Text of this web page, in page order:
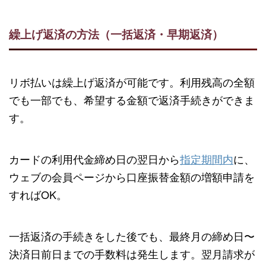
繰上げ返済の方法（一括返済・早期返済）
リボ払いは繰上げ返済が可能です。利用残高の全額
でも一部でも、希望する金額で返済手続きができま
す。
カードの利用代金締め日の翌日から指定期間内に、
ウェブの会員ページから口座振替金額の増額申請を
すればOK。
一括返済の手続きをした後でも、最終月の締め日〜
決済日前日までの手数料は発生します。翌月請求が